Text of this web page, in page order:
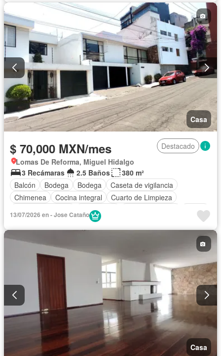
Cocina equipada
Completamente amueblado
Casa
$ 70,000 MXN/mes
Destacado
Lomas De Reforma, Miguel Hidalgo
3 Recámaras
2.5 Baños
380 m²
Balcón
Bodega Bodega
Caseta de vigilancia
Chimenea
Cocina integral
Cuarto de Limpieza
Electricidad
Jardín
Seguridad
Permite mascotas
13/07/2026 en - Jose Cataño
Casa